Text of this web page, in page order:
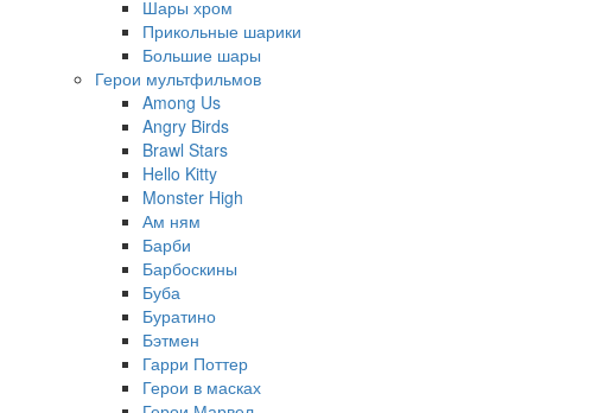
Шары хром
Прикольные шарики
Большие шары
Герои мультфильмов
Among Us
Angry Birds
Brawl Stars
Hello Kitty
Monster High
Ам ням
Барби
Барбоскины
Буба
Буратино
Бэтмен
Гарри Поттер
Герои в масках